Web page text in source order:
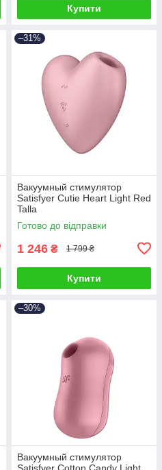
Купити
–31%
Вакуумный стимулятор
Satisfyer Cutie Heart Light Red
Talla
Готово до відправки
1 246 ₴ 1 799 ₴
Купити
–30%
Вакуумный стимулятор